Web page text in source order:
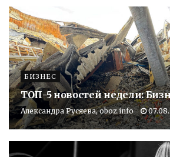
БИЗНЕС
ТОП-5 новостей недели:
Александра Русяева, oboz.info